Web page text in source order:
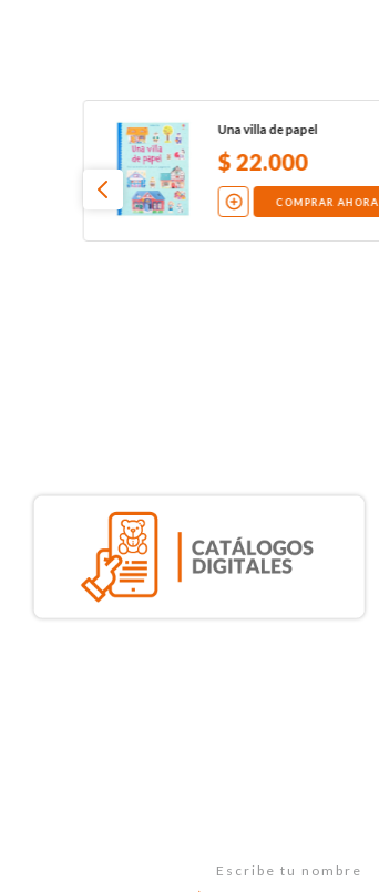
Una villa de papel
$22.000
COMPRAR AHORA